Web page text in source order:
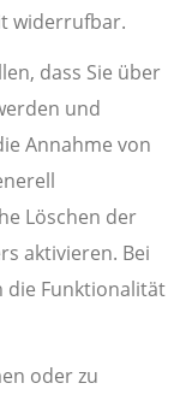
widerrufbar.
dass Sie über
und
Annahme von
Löschen der
aktivieren. Bei
die Funktionalität
oder zu